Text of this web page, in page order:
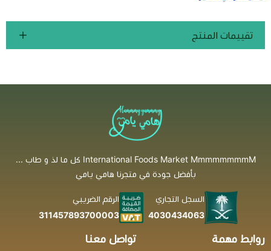
تقييمات المنتج
International Foods Market MmmmmmmmM كل ما لذ و طاب ...
بأفضل جودة في متجرنا هامي يامي
السجل التجاري
4030434063
الرقم الضريبي
311457893700003
روابط مهمة تواصل معنا